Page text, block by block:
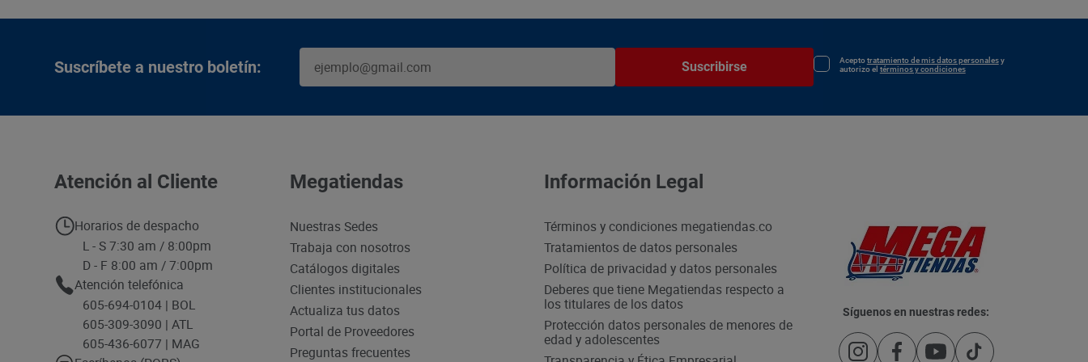
Suscríbete a nuestro boletín: Suscribirse Aceptotratamiento de mis datos personalesy
autorizo el términos y condiciones
Atención al Cliente
Horarios de despacho
L - S 7:30 am / 8:00pm
D - F 8:00 am / 7:00pm
Atención telefónica
605-694-0104 | BOL
605-309-3090 | ATL
605-436-6077 | MAG
Megatiendas
Nuestras Sedes
Trabaja con nosotros
Catálogos digitales
Clientes institucionales
Actualiza tus datos
Portal de Proveedores
Preguntas frecuentes
Información Legal
Términos y condiciones megatiendas.co
Tratamientos de datos personales
Política de privacidad y datos personales
Deberes que tiene Megatiendas respecto a
los titulares de los datos
Protección datos personales de menores de
edad y adolescentes
Síguenos en nuestras redes: